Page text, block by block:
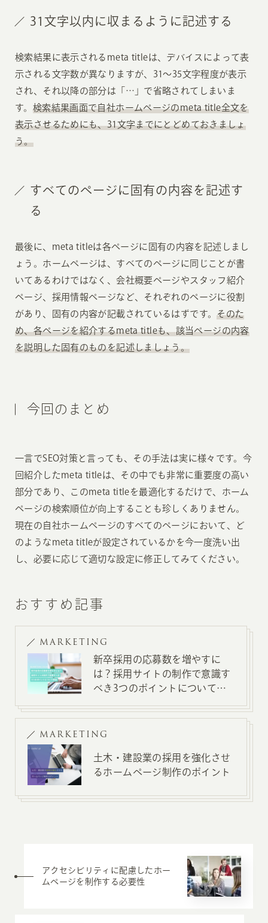
31文字以内に収まるように記述する
検索結果に表示されるmeta titleは、デバイスによって表
示される文字数が異なりますが、31〜35文字程度が表示
され、それ以降の部分は「…」で省略されてしまいま
す。 検索結果画面で自社ホームページのmeta title全文を
表示させるためにも、31文字までにとどめておきましょ
う。
すべてのページに固有の内容を記述す
る
最後に、meta titleは各ページに固有の内容を記述しまし
ょう。ホームページは、すべてのページに同じことが書
いてあるわけではなく、会社概要ページやスタッフ紹介
ページ、採用情報ページなど、それぞれのページに役割
があり、固有の内容が記載されているはずです。そのた
め、各ページを紹介するmeta titleも、該当ページの内容
を説明した固有のものを記述しましょう。
今回のまとめ
一言でSEO対策と言っても、その手法は実に様々です。今
回紹介したmeta titleは、その中でも非常に重要度の高い
部分であり、このmeta titleを最適化するだけで、ホーム
ページの検索順位が向上することも珍しくありません。
現在の自社ホームページのすべてのページにおいて、ど
のようなmeta titleが設定されているかを今一度洗い出
し、必要に応じて適切な設定に修正してみてください。
おすすめ記事
MARKETING
新卒採用の応募数を増やすに
は？採用サイトの制作で意識す
べき3つのポイントについて解
MARKETING
土木・建設業の採用を強化させ
るホームページ制作のポイント
アクセシビリティに配慮したホー
ムページを制作する必要性